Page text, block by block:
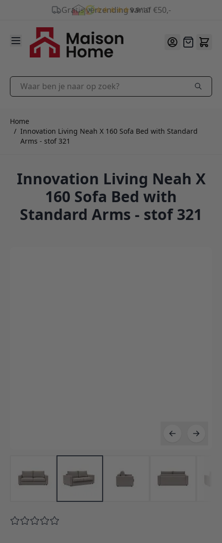
9.9/10
Ga naar de inhoud
Offerte
Waar ben je naar op zoek?
Home
/ Innovation Living Neah X 160 Sofa Bed with Standard
Arms - stof 321
Innovation Living Neah X
160 Sofa Bed with
Standard Arms - stof 321